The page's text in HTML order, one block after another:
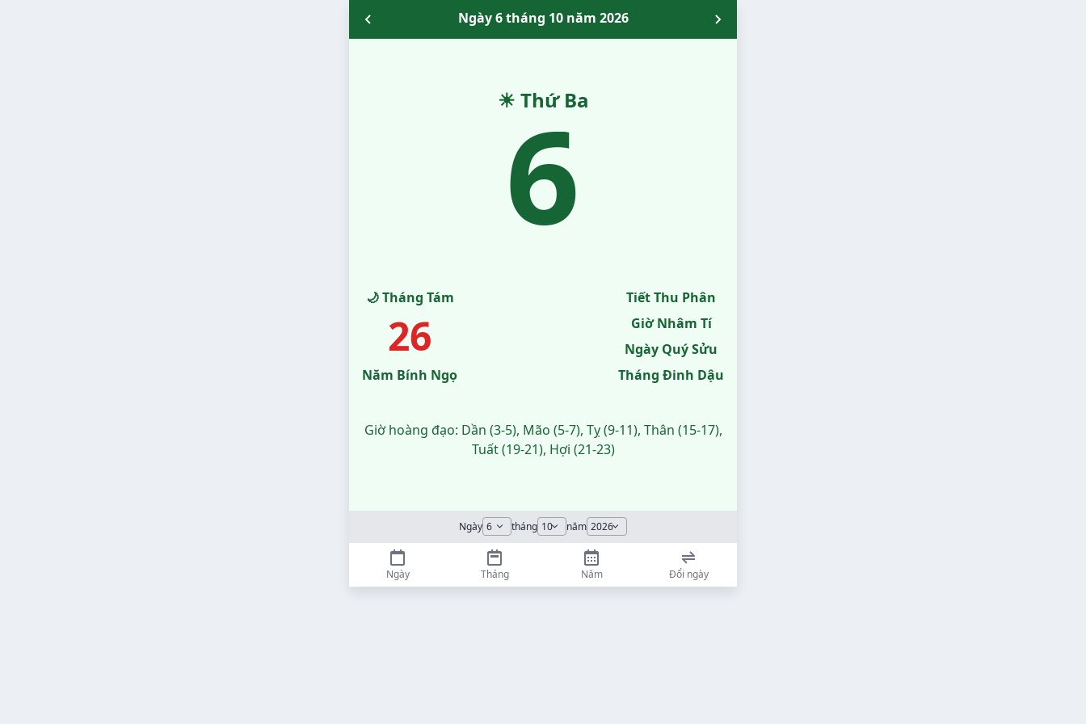
Ngày 6 tháng 10 năm 2026
☀ Thứ Ba
6
🌙 Tháng Tám
26
Năm Bính Ngọ
Tiết Thu Phân
Giờ Nhâm Tí
Ngày Quý Sửu
Tháng Đinh Dậu
Giờ hoàng đạo: Dần (3-5), Mão (5-7), Tỵ (9-11), Thân (15-17),
Tuất (19-21), Hợi (21-23)
Ngày tháng năm
Ngày Tháng Năm Đổi ngày